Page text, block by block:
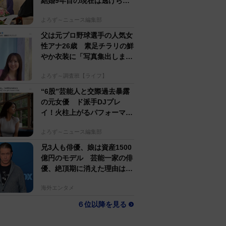
よろず～ニュース編集部
父は元プロ野球選手の人気女
性アナ26歳 素足チラリの鮮
やか衣装に「写真集出しまし
よろず～調査班【ライフ】
“6股”芸能人と交際過去暴露
の元女優 ド派手DJプレ
イ！火柱上がるパフォーマン
よろず～ニュース編集部
兄3人も俳優、娘は資産1500
億円のモデル 芸能一家の俳
優、絶頂期に消えた理由は
なかったから」
海外エンタメ
６位以降を見る